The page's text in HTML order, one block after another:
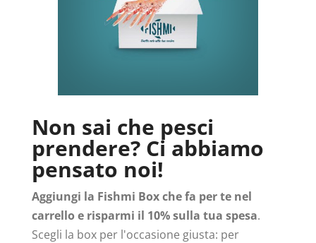
Non sai che pesci
prendere? Ci abbiamo
pensato noi!
Aggiungi la Fishmi Box che fa per te nel
carrello e risparmi il 10% sulla tua spesa.
Scegli la box per l'occasione giusta: per